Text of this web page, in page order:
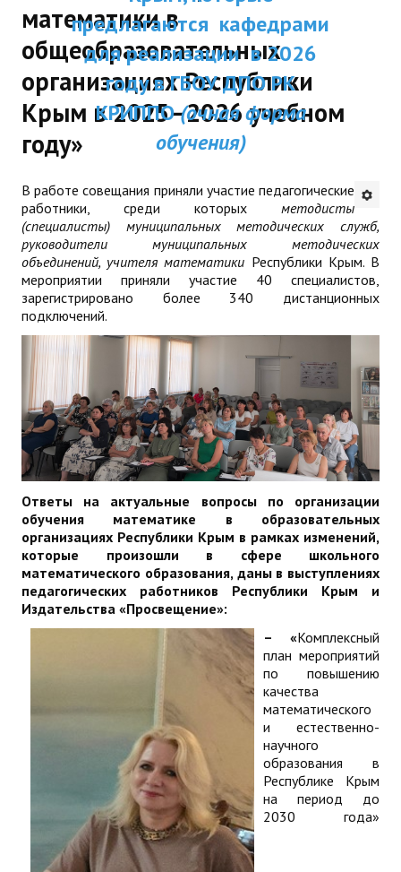
ДПО
Профессиональная переподготовка
Повышение квалификации
КОНТАКТЫ
ДПП ПК:
Актуальное
занятий
предлагаются кафедрами
для реализации в 2026
году в ГБОУ ДПО РК
КРИППО(очная форма
обучения)
Республики Крым и были одобрены
Ученым советом ГБОУ ДПО РК
Мы надеемся получить Ваши
и отзывы на электронный
dpo@krippo.ru
Рекомендации «Об организации
сопровождения детей, утративших
математики в
общеобразовательных
организациях Республики
Крым в 2025–2026 учебном
году»
В работе совещания приняли участие педагогические
работники, среди которых методисты
(специалисты) муниципальных методических служб,
руководители муниципальных методических
объединений, учителя математики Республики Крым. В
мероприятии приняли участие 40 специалистов,
зарегистрировано более 340 дистанционных
подключений.
Ответы на актуальные вопросы по организации
обучения математике в образовательных
организациях Республики Крым в рамках изменений,
которые произошли в сфере школьного
математического образования, даны в выступлениях
педагогических работников Республики Крым и
Издательства «Просвещение»:
– «Комплексный
план мероприятий
по повышению
качества
математического
и естественно-
научного
образования в
Республике Крым
на период до
2030 года»